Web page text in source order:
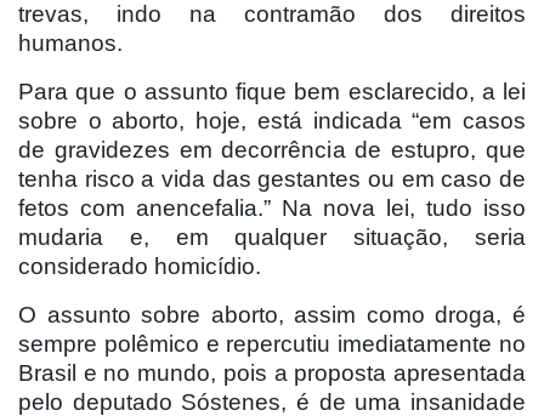
trevas, indo na contramão dos direitos
humanos.
Para que o assunto fique bem esclarecido, a lei
sobre o aborto, hoje, está indicada “em casos
de gravidezes em decorrência de estupro, que
tenha risco a vida das gestantes ou em caso de
fetos com anencefalia.” Na nova lei, tudo isso
mudaria e, em qualquer situação, seria
considerado homicídio.
O assunto sobre aborto, assim como droga, é
sempre polêmico e repercutiu imediatamente no
Brasil e no mundo, pois a proposta apresentada
pelo deputado Sóstenes, é de uma insanidade